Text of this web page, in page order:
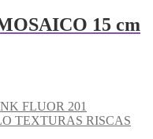
15 cm
FLUOR 201
TEXTURAS RISCAS